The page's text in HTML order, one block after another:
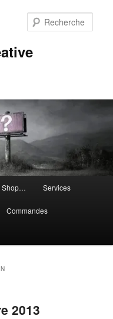
Shop… Services
Commandes
2013